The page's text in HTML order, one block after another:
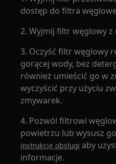
dostęp do filtra
2. Wyjmij filtr węglowy z
3. Oczyść filtr węglowy
gorącej wody, bez
również umieścić go w
wyczyścić przy użyciu
zmywarek.
4. Pozwól filtrowi
powietrzu lub wysusz
instrukcję obsługi aby
informacje.